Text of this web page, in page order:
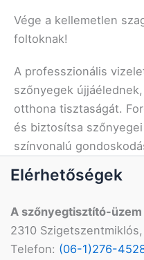
Vége a kellemetlen
foltoknak!
A professzionális
szőnyegek
otthona tisztaságát.
és biztosítsa
színvonalú
Elérhetőségek
A szőnyegtisztító-üzem
2310
Telefon: (06-1)276-